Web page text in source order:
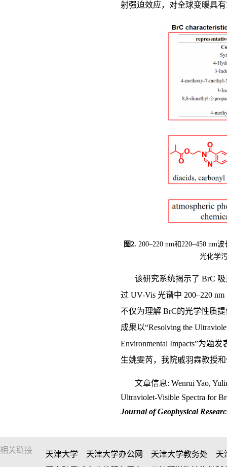
射强迫效应，对全球变暖具
图2. 200–220 nm和220–450 nm
光化学
该研究系统揭示了 BrC
过 UV-Vis 光谱中 200–220
不仅为理解 BrC的光学性质
成果以“Resolving the
Environmental Impacts”为题
生姚雯芮，我院戚羽霖教授和
文章信息: Wenrui Yao,
Ultraviolet-Visible Spectra for
Journal of Geophysical
相关链接 天津大学 天津大学办公网 天津大学教务处
天